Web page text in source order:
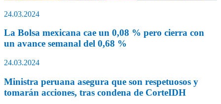
24.03.2024
La Bolsa mexicana cae un 0,08 % pero cierra con
un avance semanal del 0,68 %
24.03.2024
Ministra peruana asegura que son respetuosos y
tomarán acciones, tras condena de CorteIDH